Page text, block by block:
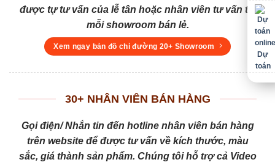
được tự tư vấn của lễ tân hoặc nhân viên tư vấn tại
mỗi showroom bán lẻ.
Xem ngay bản đồ chỉ đường 20+ Showroom
30+ NHÂN VIÊN BÁN HÀNG
Gọi điện/ Nhắn tin đến hotline nhân viên bán hàng
trên website để được tư vấn về kích thước, màu
sắc, giá thành sản phẩm. Chúng tôi hỗ trợ cả Video
Dự
toán